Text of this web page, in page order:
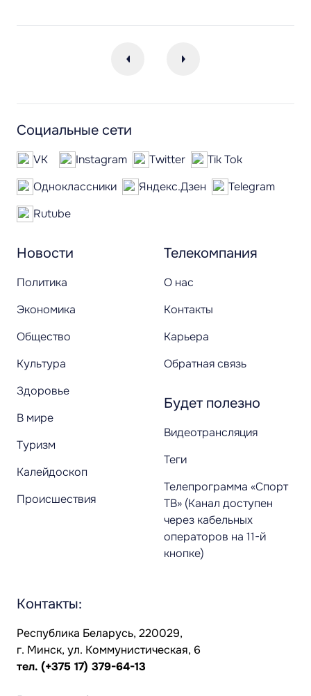
Новости
Политика
Экономика
Общество
Культура
Здоровье
В мире
Туризм
Калейдоскоп
Происшествия
Телекомпания
О нас
Контакты
Карьера
Обратная связь
Будет полезно
Видеотрансляция
Теги
Телепрограмма «Спорт
ТВ» (Канал доступен
через кабельных
операторов на 11-й
кнопке)
Социальные сети
VK Instagram Twitter
Tik Tok
Одноклассники
Яндекс.Дзен
Telegram
Rutube
Контакты:
Республика Беларусь, 220029,
г. Минск, ул. Коммунистическая, 6
тел. (+375 17) 379-64-13